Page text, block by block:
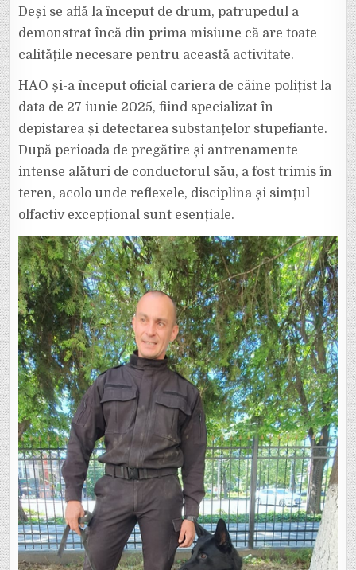
Deși se află la început de drum, patrupedul a
demonstrat încă din prima misiune că are toate
calitățile necesare pentru această activitate.
HAO și-a început oficial cariera de câine polițist la
data de 27 iunie 2025, fiind specializat în
depistarea și detectarea substanțelor stupefiante.
După perioada de pregătire și antrenamente
intense alături de conductorul său, a fost trimis în
teren, acolo unde reflexele, disciplina și simțul
olfactiv excepțional sunt esențiale.